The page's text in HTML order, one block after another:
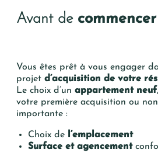
Avant decommencer
Vous êtes prêt à vous engager
projetd’acquisition de votre
Le choix d’unappartement neuf
votre première acquisition ou
importante :
Choix de l’emplacement
Surface et agencement